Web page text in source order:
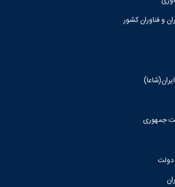
و فناوران کشور
جمهوری
دولت